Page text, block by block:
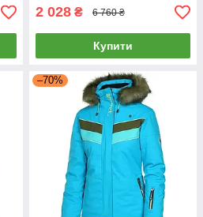
2 028 ₴ 6 760 ₴
Купити
–70%